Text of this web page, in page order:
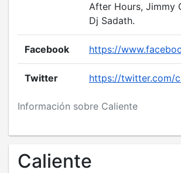
Información sobre Caliente
After Hours, Jimmy
Dj Sadath.
Facebook https://
Twitter https://twitter.com/
Caliente